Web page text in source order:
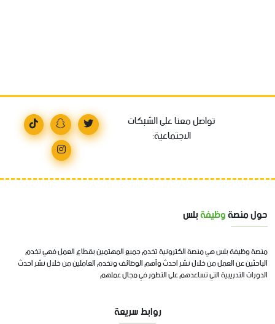
تواصل معنا على الشبكات
الاجتماعية:
حول منصةوظيفةبلس
منصة وظيفة بلس هي منصة الكترونية تخدم جميع المهتمين بقطاع العمل فهي تخدم
الباحثين عن العمل من خلال نشر احدث وأهم الوظائف وتخدم العاملين من خلال نشر احدث
الدورات التدريبية التي تساعدهم على التطور في مجال عملهم
روابط سريعة